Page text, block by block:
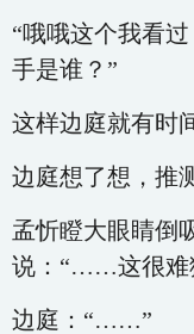
“哦哦这个我看
手是谁？”
这样边庭就有时
边庭想了想，推
孟忻瞪大眼睛倒
说：“……这很难
边庭：“……”